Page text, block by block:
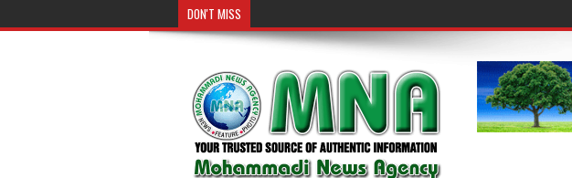
DON'T MISS